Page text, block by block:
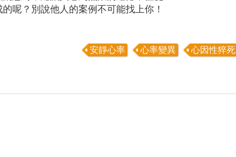
呢？別說他人的案例不可能找上你！
安靜心率 心率變異 心因性猝死